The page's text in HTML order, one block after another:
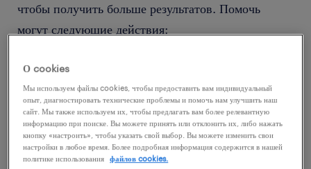
чтобы получить больше результатов. Помочь
могут следующие действия:
Попробуйте удалить некоторые из
примененных фильтров.
Вы искали работу в определенном месте?
Учтите возможность расширения диапазона
вокруг местонахождения.
О cookies
Мы используем файлы cookies, чтобы предоставить вам индивидуальный
опыт, диагностировать технические проблемы и помочь нам улучшить наш
сайт. Мы также используем их, чтобы предлагать вам более релевантную
информацию при поиске. Вы можете принять или отклонить их, либо нажать
кнопку «настроить», чтобы указать свой выбор. Вы можете изменить свои
настройки в любое время. Более подробная информация содержится в нашей
политике использования
файлов cookies.